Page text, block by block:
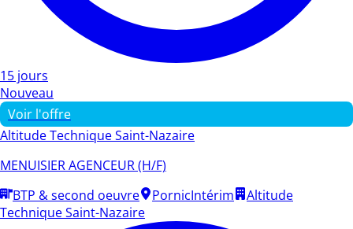
15 jours
Nouveau
Voir l'offre
Altitude Technique Saint-Nazaire
MENUISIER AGENCEUR (H/F)
BTP & second oeuvre
PornicIntérim
Altitude
Technique Saint-Nazaire